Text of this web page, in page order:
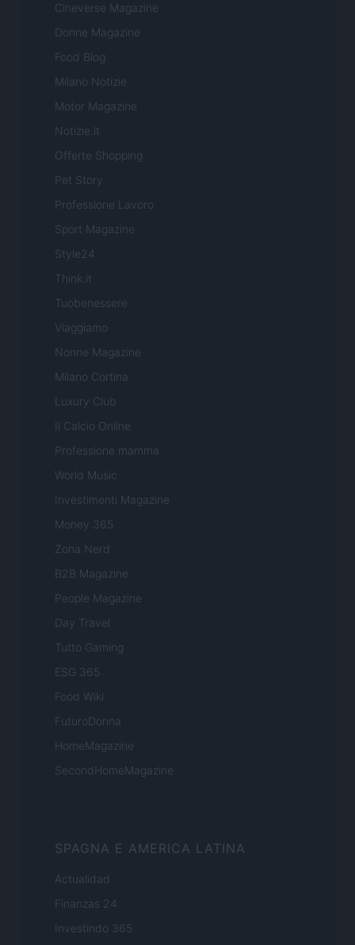
Cineverse Magazine
Donne Magazine
Food Blog
Milano Notizie
Motor Magazine
Notizie.it
Offerte Shopping
Pet Story
Professione Lavoro
Sport Magazine
Style24
Think.it
Tuobenessere
Viaggiamo
Nonne Magazine
Milano Cortina
Luxury Club
Il Calcio Online
Professione mamma
World Music
Investimenti Magazine
Money 365
Zona Nerd
B2B Magazine
People Magazine
Day Travel
Tutto Gaming
ESG 365
Food Wiki
FuturoDonna
HomeMagazine
SecondHomeMagazine
SPAGNA E AMERICA LATINA
Actualidad
Finanzas 24
Investindo 365